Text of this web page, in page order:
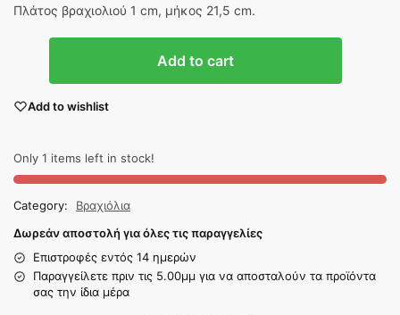
Πλάτος βραχιολιού 1 cm, μήκος 21,5 cm.
Add to cart
Add to wishlist
Only 1 items left in stock!
Category:
Βραχιόλια
Δωρεάν αποστολή για όλες τις παραγγελίες
Επιστροφές εντός 14 ημερών
Παραγγείλετε πριν τις 5.00μμ για να αποσταλούν τα προϊόντα
σας την ίδια μέρα